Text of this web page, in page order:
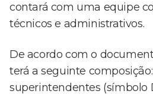
contará com uma equipe
técnicos e administrativos.
De acordo com o
terá a seguinte
superintendentes (símbolo